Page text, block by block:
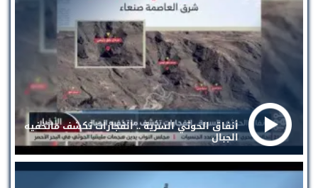
أنفاق الحوثي السرية .. انفجارات تكشف ماتخفيه
الجبال